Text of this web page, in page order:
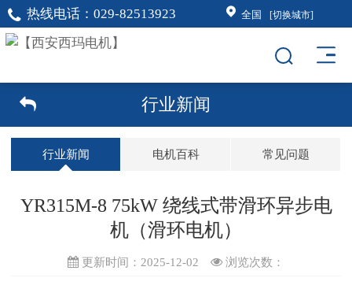
热线电话： 029-82513923 全国 [切换城市]
行业新闻
行业新闻 电机百科 常见问题
YR315M-8 75kW 绕线式带滑环异步电
机（滑环电机）
更新时间：2025-12-02 浏览次数：